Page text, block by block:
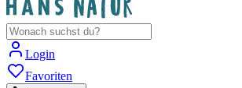
Login
Favoriten